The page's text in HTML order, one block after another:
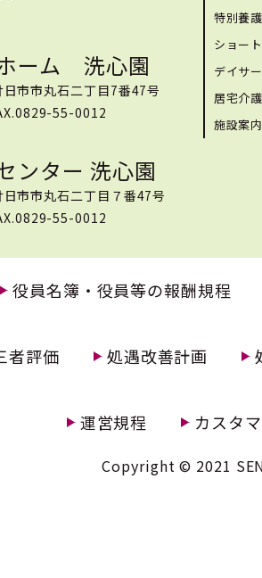
ーム 洗心園
市市丸石二丁目7番47号
55-0012
ンター 洗心園
市市丸石二丁目７番47号
55-0012
特別養
ショー
デイサ
居宅介
施設案
役員名簿・役員等の報酬規程
者評価 処遇改善計画
運営規程 カスタ
Copyright © 2021